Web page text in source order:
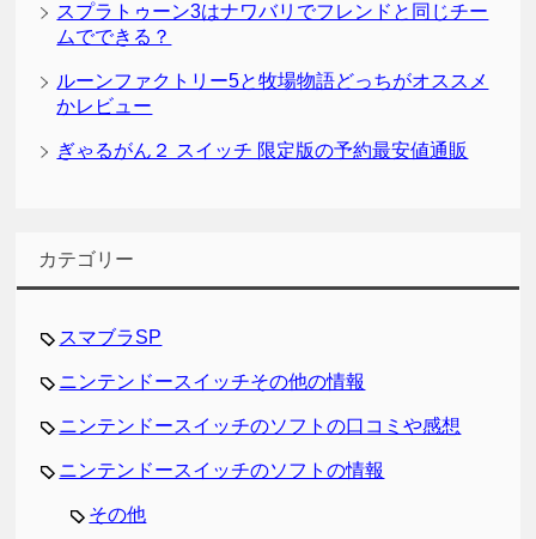
スプラトゥーン3はナワバリでフレンドと同じチー
ムでできる？
ルーンファクトリー5と牧場物語どっちがオススメ
かレビュー
ぎゃるがん２ スイッチ 限定版の予約最安値通販
カテゴリー
スマブラSP
ニンテンドースイッチその他の情報
ニンテンドースイッチのソフトの口コミや感想
ニンテンドースイッチのソフトの情報
その他